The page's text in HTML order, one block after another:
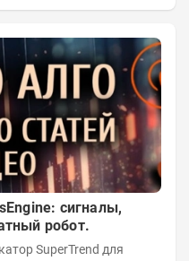
сигналы,
робот.
SuperTrend для